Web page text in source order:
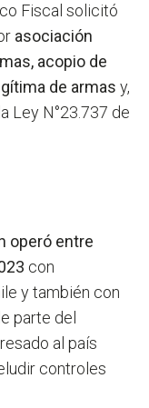
Fiscal solicitó
asociación
acopio de
de armas y,
Ley N°23.737 de
operó entre
con
y también con
parte del
al país
controles